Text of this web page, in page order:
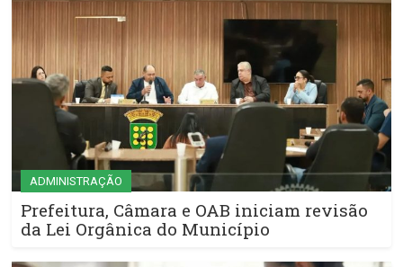
ADMINISTRAÇÃO
Prefeitura, Câmara e OAB iniciam revisão
da Lei Orgânica do Município